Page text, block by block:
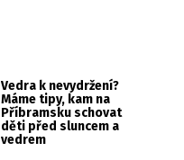
Vedra k nevydržení?
Máme tipy, kam na
Příbramsku schovat
děti před sluncem a
vedrem